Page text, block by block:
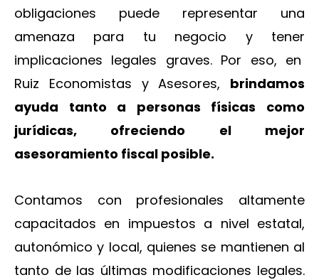
obligaciones puede representar una
amenaza para tu negocio y tener
implicaciones legales graves. Por eso, en
Ruiz Economistas y Asesores, brindamos
ayuda tanto a personas físicas como
jurídicas, ofreciendo el mejor
asesoramiento fiscal posible.
Contamos con profesionales altamente
capacitados en impuestos a nivel estatal,
autonómico y local, quienes se mantienen al
tanto de las últimas modificaciones legales.